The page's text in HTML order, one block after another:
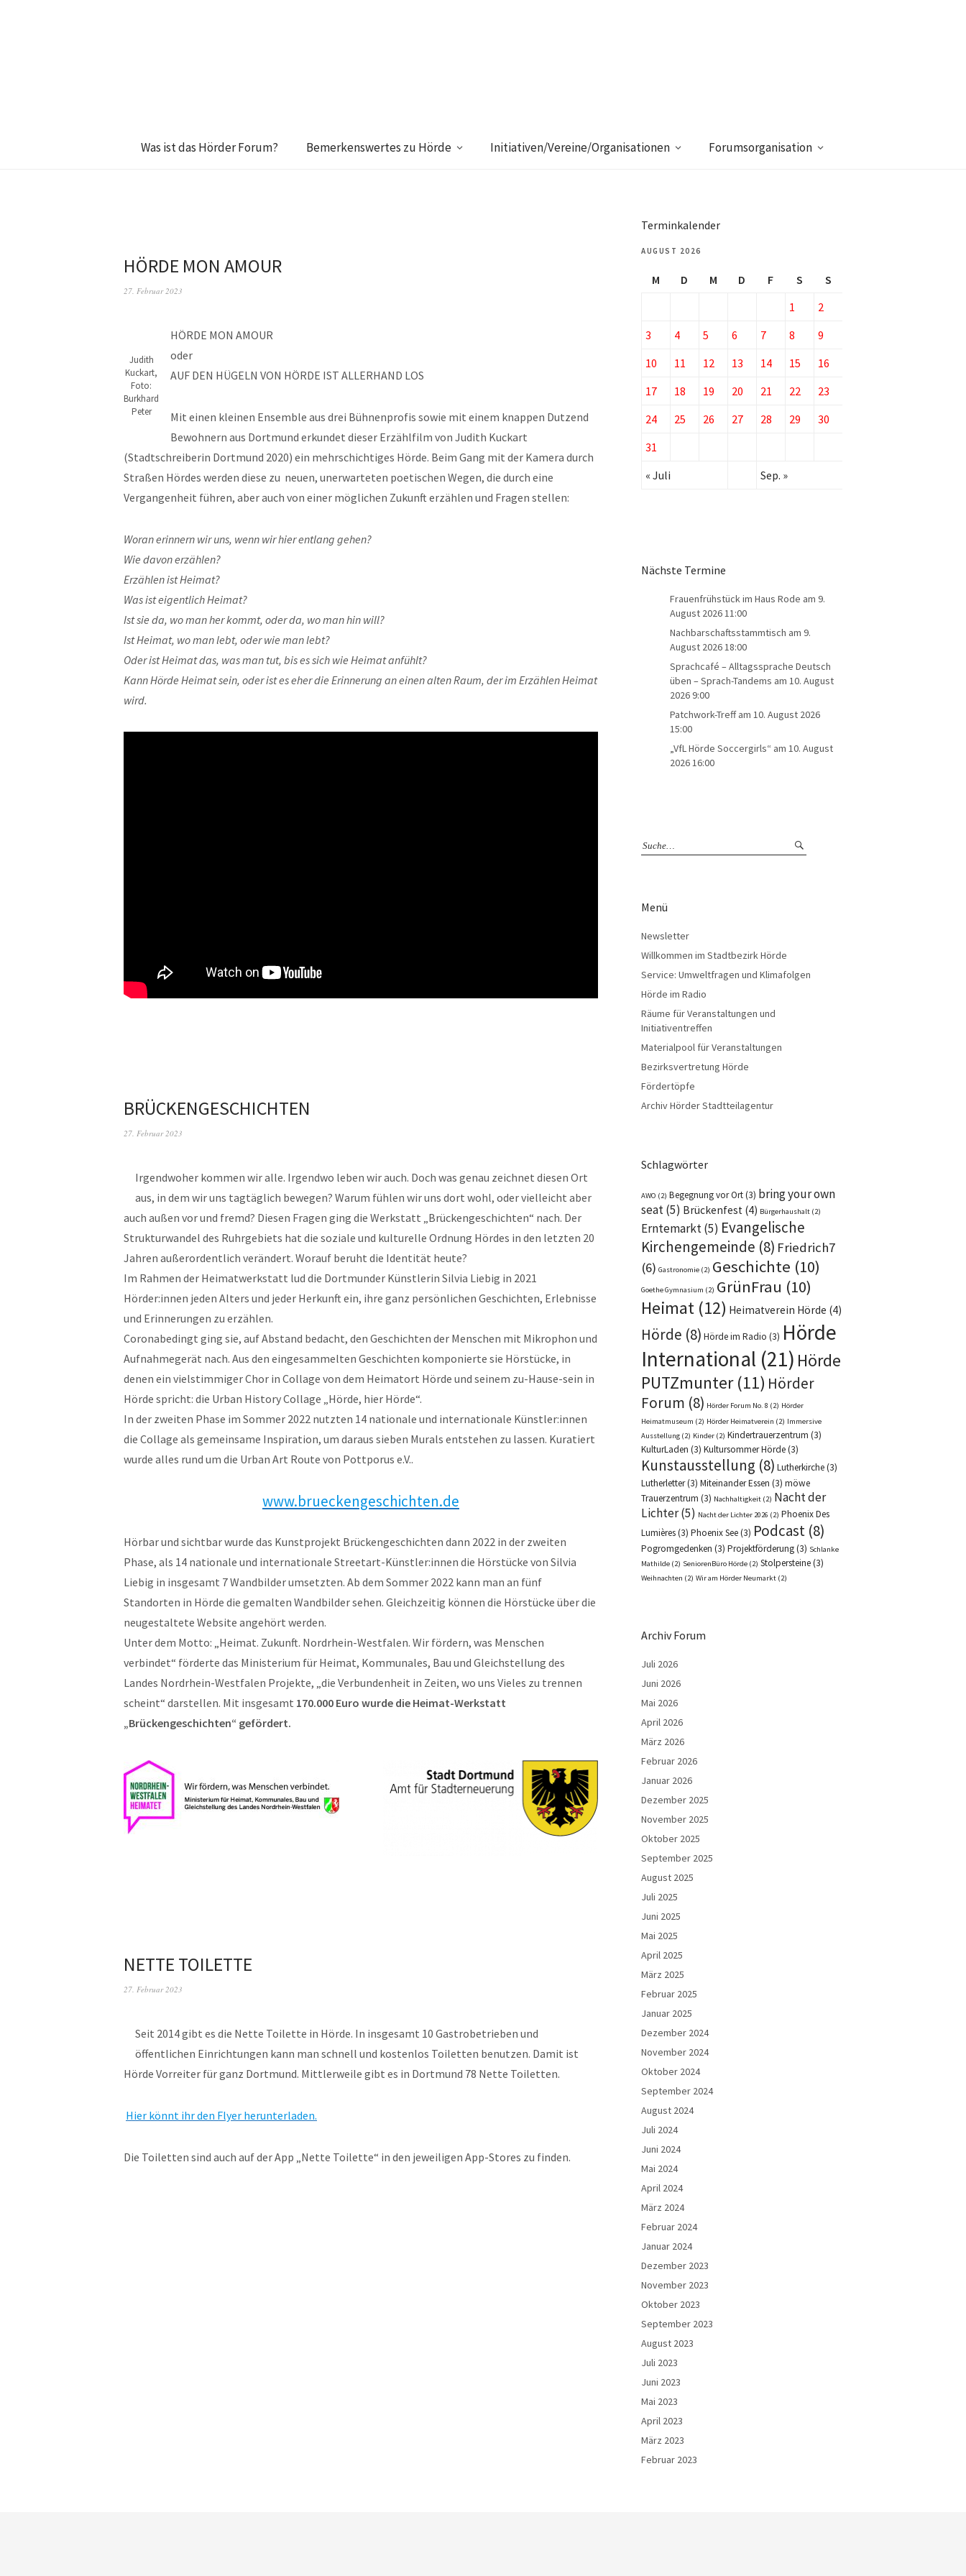
Was ist das Hörder Forum? Bemerkenswertes zu Hörde Initiativen/Vereine/Organisationen Forumsorganisation
HÖRDE MON AMOUR
27. Februar 2023
Judith
Kuckart,
Foto:
Burkhard
Peter
HÖRDE MON AMOUR
oder
AUF DEN HÜGELN VON HÖRDE IST ALLERHAND LOS
Mit einen kleinen Ensemble aus drei Bühnenprofis sowie mit einem knappen Dutzend
Bewohnern aus Dortmund erkundet dieser Erzählfilm von Judith Kuckart
(Stadtschreiberin Dortmund 2020) ein mehrschichtiges Hörde. Beim Gang mit der Kamera durch
Straßen Hördes werden diese zu neuen, unerwarteten poetischen Wegen, die durch eine
Vergangenheit führen, aber auch von einer möglichen Zukunft erzählen und Fragen stellen:
Woran erinnern wir uns, wenn wir hier entlang gehen?
Wie davon erzählen?
Erzählen ist Heimat?
Was ist eigentlich Heimat?
Ist sie da, wo man her kommt, oder da, wo man hin will?
Ist Heimat, wo man lebt, oder wie man lebt?
Oder ist Heimat das, was man tut, bis es sich wie Heimat anfühlt?
Kann Hörde Heimat sein, oder ist es eher die Erinnerung an einen alten Raum, der im Erzählen Heimat
wird.
BRÜCKENGESCHICHTEN
27. Februar 2023
Irgendwoher kommen wir alle. Irgendwo leben wir auch. Doch was genau zeichnet diesen Ort
aus, in dem wir uns tagtäglich bewegen? Warum fühlen wir uns dort wohl, oder vielleicht aber
auch außen vor und fremd? Diesen Fragen ging die Werkstatt „Brückengeschichten“ nach. Der
Strukturwandel des Ruhrgebiets hat die soziale und kulturelle Ordnung Hördes in den letzten 20
Jahren außerordentlich verändert. Worauf beruht die Identität heute?
Im Rahmen der Heimatwerkstatt lud die Dortmunder Künstlerin Silvia Liebig in 2021
Hörder:innen jeden Alters und jeder Herkunft ein, ihre ganz persönlichen Geschichten, Erlebnisse
und Erinnerungen zu erzählen.
Coronabedingt ging sie, auf Abstand bedacht, den Geschichten der Menschen mit Mikrophon und
Aufnahmegerät nach. Aus den eingesammelten Geschichten komponierte sie Hörstücke, in
denen ein vielstimmiger Chor in Collage von dem Heimatort Hörde und seinem zu-Hause-sein in
Hörde spricht: die Urban History Collage „Hörde, hier Hörde“.
In der zweiten Phase im Sommer 2022 nutzten 14 nationale und internationale Künstler:innen
die Collage als gemeinsame Inspiration, um daraus sieben Murals entstehen zu lassen. Kuratiert
wurde alles rund um die Urban Art Route von Pottporus e.V..
www.brueckengeschichten.de
Hörbar und sichtbar wurde das Kunstprojekt Brückengeschichten dann 2022 in der zweiten
Phase, als 14 nationale und internationale Streetart-Künstler:innen die Hörstücke von Silvia
Liebig in insgesamt 7 Wandbilder umsetzten. Ab dem Sommer 2022 kann man an fünf
Standorten in Hörde die gemalten Wandbilder sehen. Gleichzeitig können die Hörstücke über die
neugestaltete Website angehört werden.
Unter dem Motto: „Heimat. Zukunft. Nordrhein-Westfalen. Wir fördern, was Menschen
verbindet“ förderte das Ministerium für Heimat, Kommunales, Bau und Gleichstellung des
Landes Nordrhein-Westfalen Projekte, „die Verbundenheit in Zeiten, wo uns Vieles zu trennen
scheint“ darstellen. Mit insgesamt 170.000 Euro wurde die Heimat-Werkstatt
„Brückengeschichten“ gefördert.
NETTE TOILETTE
27. Februar 2023
Seit 2014 gibt es die Nette Toilette in Hörde. In insgesamt 10 Gastrobetrieben und
öffentlichen Einrichtungen kann man schnell und kostenlos Toiletten benutzen. Damit ist
Hörde Vorreiter für ganz Dortmund. Mittlerweile gibt es in Dortmund 78 Nette Toiletten.
Hier könnt ihr den Flyer herunterladen.
Die Toiletten sind auch auf der App „Nette Toilette“ in den jeweiligen App-Stores zu finden.
Terminkalender
AUGUST 2026
M D M D F S
S
1
2
3
4 5 6 7 8
9
10
11 12 13 14 15
16
17
18 19 20 21 22
23
24
25 26 27 28 29
30
31
« Juli
Sep. »
Nächste Termine
Frauenfrühstück im Haus Rode am 9.
August 2026 11:00
Nachbarschaftsstammtisch am 9.
August 2026 18:00
Sprachcafé – Alltagssprache Deutsch
üben – Sprach-Tandems am 10. August
2026 9:00
Patchwork-Treffam 10. August 2026
15:00
„VfL Hörde Soccergirls“ am 10. August
2026 16:00
Menü
Newsletter
Willkommen im Stadtbezirk Hörde
Service: Umweltfragen und Klimafolgen
Hörde im Radio
Räume für Veranstaltungen und
Initiativentreffen
Materialpool für Veranstaltungen
Bezirksvertretung Hörde
Fördertöpfe
Archiv Hörder Stadtteilagentur
Schlagwörter
AWO (2) Begegnung vor Ort(3) bring your own
seat(5) Brückenfest (4) Bürgerhaushalt (2)
Erntemarkt(5) Evangelische
Kirchengemeinde (8) Friedrich7
(6) Gastronomie (2) Geschichte (10)
Goethe Gymnasium (2) GrünFrau (10)
Heimat (12) Heimatverein Hörde (4)
Hörde (8) Hörde im Radio (3) Hörde
International (21) Hörde
PUTZmunter(11) Hörder
Forum (8) Hörder Forum No. 8 (2) Hörder
Heimatmuseum (2) Hörder Heimatverein (2) Immersive
Ausstellung (2) Kinder (2) Kindertrauerzentrum (3)
KulturLaden (3) Kultursommer Hörde(3)
Kunstausstellung (8) Lutherkirche(3)
Lutherletter(3) Miteinander Essen (3) möwe
Trauerzentrum (3) Nachhaltigkeit (2) Nacht der
Lichter(5) Nacht der Lichter 2026 (2) Phoenix Des
Lumières(3) Phoenix See(3) Podcast (8)
Pogromgedenken (3) Projektförderung(3) Schlanke
Mathilde (2) SeniorenBüro Hörde (2) Stolpersteine(3)
Weihnachten (2) Wir am Hörder Neumarkt (2)
Archiv Forum
Juli 2026
Juni 2026
Mai 2026
April 2026
März 2026
Februar 2026
Januar 2026
Dezember 2025
November 2025
Oktober 2025
September 2025
August 2025
Juli 2025
Juni 2025
Mai 2025
April 2025
März 2025
Februar 2025
Januar 2025
Dezember 2024
November 2024
Oktober 2024
September 2024
August 2024
Juli 2024
Juni 2024
Mai 2024
April 2024
März 2024
Februar 2024
Januar 2024
Dezember 2023
November 2023
Oktober 2023
September 2023
August 2023
Juli 2023
Juni 2023
Mai 2023
April 2023
März 2023
Februar 2023